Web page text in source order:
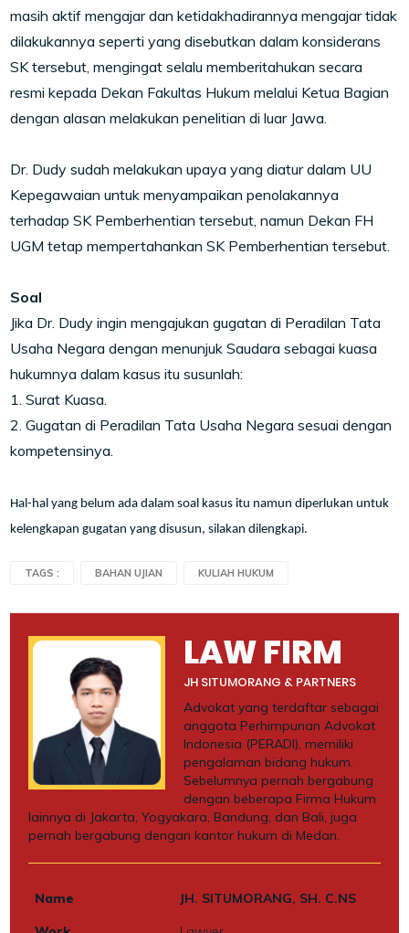
masih aktif mengajar dan ketidakhadirannya mengajar tidak
dilakukannya seperti yang disebutkan dalam konsiderans
SK tersebut, mengingat selalu memberitahukan secara
resmi kepada Dekan Fakultas Hukum melalui Ketua Bagian
dengan alasan melakukan penelitian di luar Jawa.
Dr. Dudy sudah melakukan upaya yang diatur dalam UU
Kepegawaian untuk menyampaikan penolakannya
terhadap SK Pemberhentian tersebut, namun Dekan FH
UGM tetap mempertahankan SK Pemberhentian tersebut.
Soal
Jika Dr. Dudy ingin mengajukan gugatan di Peradilan Tata
Usaha Negara dengan menunjuk Saudara sebagai kuasa
hukumnya dalam kasus itu susunlah:
1. Surat Kuasa.
2. Gugatan di Peradilan Tata Usaha Negara sesuai dengan
kompetensinya.
Hal-hal yang belum ada dalam soal kasus itu namun diperlukan untuk
kelengkapan gugatan yang disusun, silakan dilengkapi.
TAGS : BAHAN UJIAN KULIAH HUKUM
LAW FIRM
JH SITUMORANG & PARTNERS
Advokat yang terdaftar sebagai
anggota Perhimpunan Advokat
Indonesia (PERADI), memiliki
pengalaman bidang hukum.
Sebelumnya pernah bergabung
dengan beberapa Firma Hukum
lainnya di Jakarta, Yogyakara, Bandung, dan Bali, juga
pernah bergabung dengan kantor hukum di Medan.
Name
JH. SITUMORANG, SH. C.NS